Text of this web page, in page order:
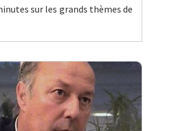
sur les grands thèmes de